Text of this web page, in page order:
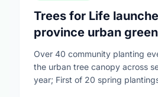
Trees for Life
province urban
campaign to help
cities
Over 40 community planting
the urban tree canopy across
year; First of 20 spring